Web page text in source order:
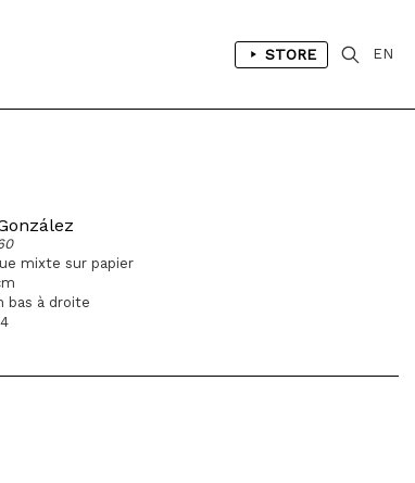
STORE EN
mixte sur papier
bas à droite